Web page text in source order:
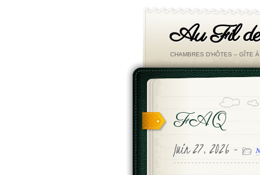
Au Fil
CHAMBRES D'HÔTES – GÎTE
FAQ
Juin 27, 2026 -